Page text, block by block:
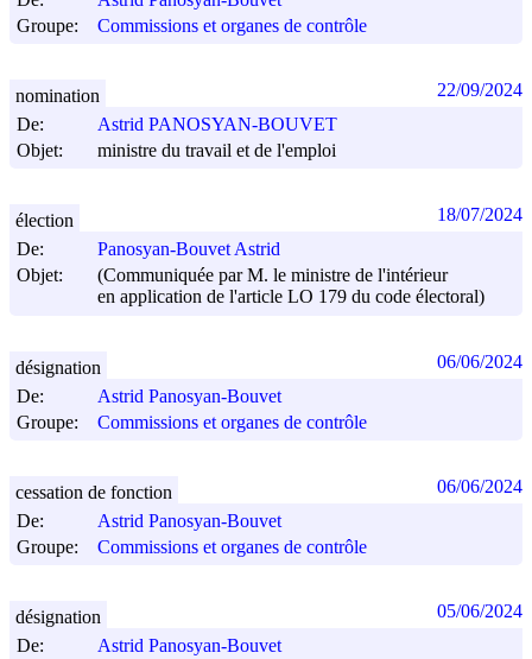
Groupe:
Commissions et organes de contrôle
De:
Astrid PANOSYAN-BOUVET
Objet:
ministre du travail et de l'emploi
nomination 22/09/2024
De:
Panosyan-Bouvet Astrid
Objet:
(Communiquée par M. le ministre de l'intérieur
en application de l'article LO 179 du code électoral)
élection 18/07/2024
De:
Astrid Panosyan-Bouvet
Groupe:
Commissions et organes de contrôle
désignation 06/06/2024
De:
Astrid Panosyan-Bouvet
Groupe:
Commissions et organes de contrôle
cessation de fonction 06/06/2024
De:
Astrid Panosyan-Bouvet
désignation 05/06/2024